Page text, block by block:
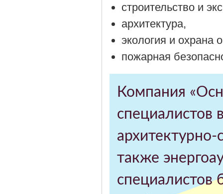
строительство и
архитектура,
экология и
пожарная
Компания
специалистов
архитектурно-
также
специалистов